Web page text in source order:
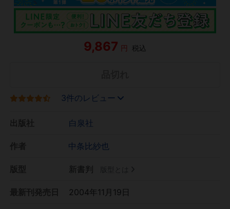
9,867 円 税込
3件のレビュー
白泉社
中条比紗也
新書判
2004年11月19日